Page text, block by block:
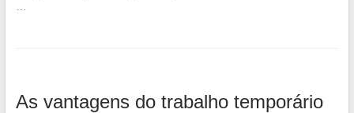
As vantagens do trabalho temporário